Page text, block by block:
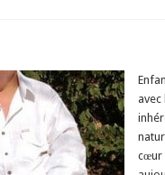
cœur